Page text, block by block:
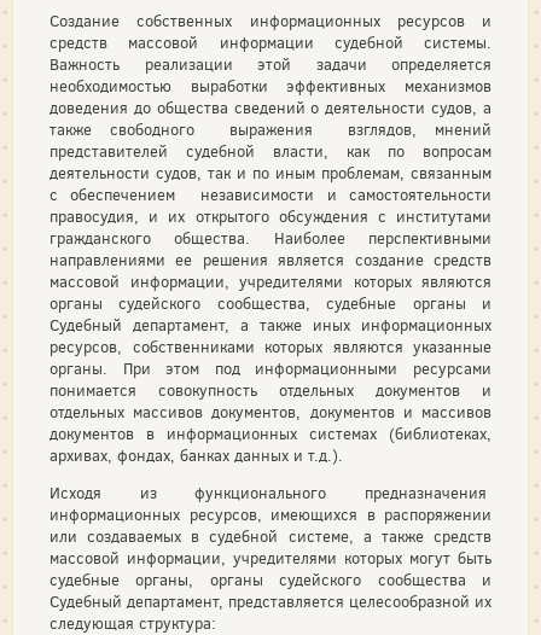
Создание собственных информационных ресурсов и
средств массовой информации судебной системы.
Важность реализации этой задачи определяется
необходимостью выработки эффективных механизмов
доведения до общества сведений о деятельности судов, а
также свободного выражения взглядов, мнений
представителей судебной власти, как по вопросам
деятельности судов, так и по иным проблемам, связанным
с обеспечением независимости и самостоятельности
правосудия, и их открытого обсуждения с институтами
гражданского общества. Наиболее перспективными
направлениями ее решения является создание средств
массовой информации, учредителями которых являются
органы судейского сообщества, судебные органы и
Судебный департамент, а также иных информационных
ресурсов, собственниками которых являются указанные
органы. При этом под информационными ресурсами
понимается совокупность отдельных документов и
отдельных массивов документов, документов и массивов
документов в информационных системах (библиотеках,
архивах, фондах, банках данных и т.д.).
Исходя из функционального предназначения
информационных ресурсов, имеющихся в распоряжении
или создаваемых в судебной системе, а также средств
массовой информации, учредителями которых могут быть
судебные органы, органы судейского сообщества и
Судебный департамент, представляется целесообразной их
следующая структура: